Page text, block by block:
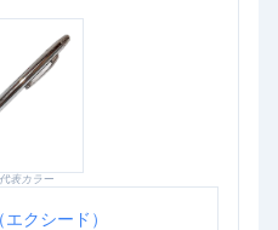
表カラー
クシード）